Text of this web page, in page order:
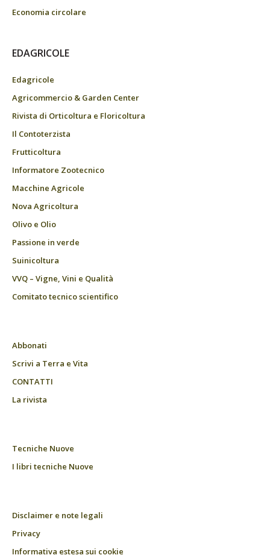
Economia circolare
EDAGRICOLE
Edagricole
Agricommercio & Garden Center
Rivista di Orticoltura e Floricoltura
Il Contoterzista
Frutticoltura
Informatore Zootecnico
Macchine Agricole
Nova Agricoltura
Olivo e Olio
Passione in verde
Suinicoltura
VVQ – Vigne, Vini e Qualità
Comitato tecnico scientifico
Abbonati
Scrivi a Terra e Vita
CONTATTI
La rivista
Tecniche Nuove
I libri tecniche Nuove
Disclaimer e note legali
Privacy
Informativa estesa sui cookie